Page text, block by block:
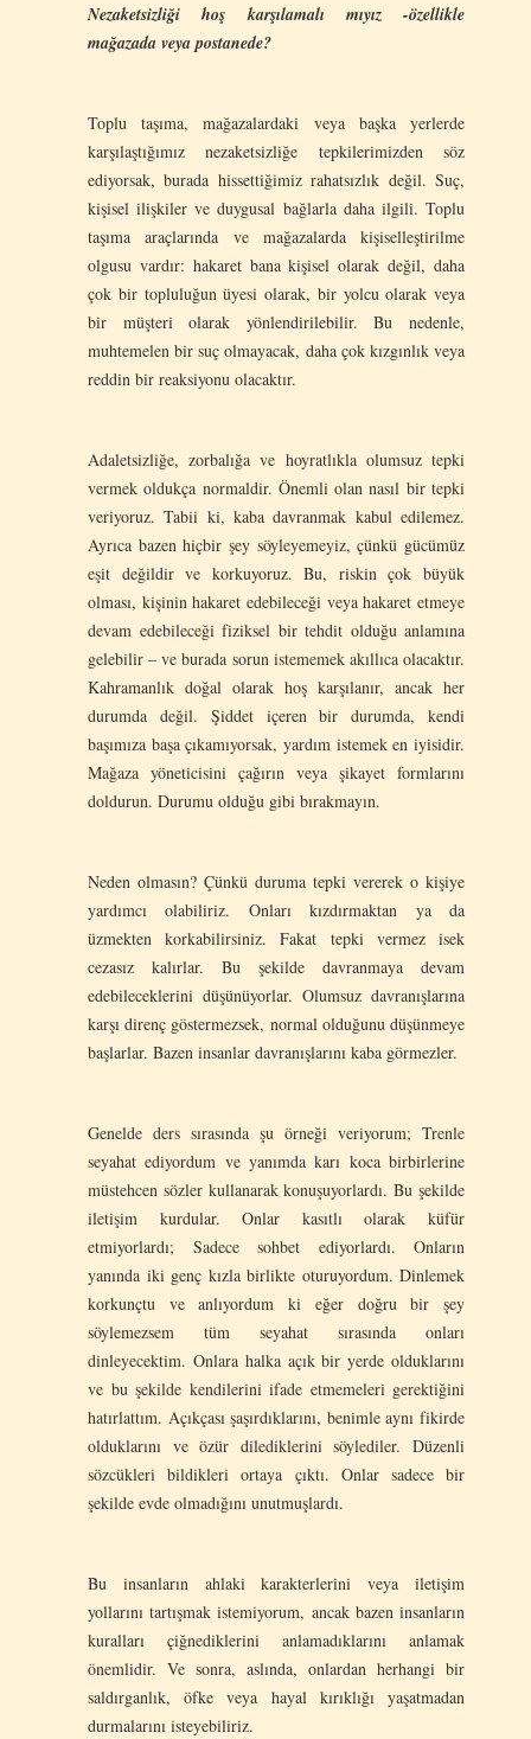
Nezaketsizliği hoş karşılamalı mıyız -özellikle
mağazada veya postanede?
Toplu taşıma, mağazalardaki veya başka yerlerde
karşılaştığımız nezaketsizliğe tepkilerimizden söz
ediyorsak, burada hissettiğimiz rahatsızlık değil. Suç,
kişisel ilişkiler ve duygusal bağlarla daha ilgili. Toplu
taşıma araçlarında ve mağazalarda kişiselleştirilme
olgusu vardır: hakaret bana kişisel olarak değil, daha
çok bir topluluğun üyesi olarak, bir yolcu olarak veya
bir müşteri olarak yönlendirilebilir. Bu nedenle,
muhtemelen bir suç olmayacak, daha çok kızgınlık veya
reddin bir reaksiyonu olacaktır.
Adaletsizliğe, zorbalığa ve hoyratlıkla olumsuz tepki
vermek oldukça normaldir. Önemli olan nasıl bir tepki
veriyoruz. Tabii ki, kaba davranmak kabul edilemez.
Ayrıca bazen hiçbir şey söyleyemeyiz, çünkü gücümüz
eşit değildir ve korkuyoruz. Bu, riskin çok büyük
olması, kişinin hakaret edebileceği veya hakaret etmeye
devam edebileceği fiziksel bir tehdit olduğu anlamına
gelebilir – ve burada sorun istememek akıllıca olacaktır.
Kahramanlık doğal olarak hoş karşılanır, ancak her
durumda değil. Şiddet içeren bir durumda, kendi
başımıza başa çıkamıyorsak, yardım istemek en iyisidir.
Mağaza yöneticisini çağırın veya şikayet formlarını
doldurun. Durumu olduğu gibi bırakmayın.
Neden olmasın? Çünkü duruma tepki vererek o kişiye
yardımcı olabiliriz. Onları kızdırmaktan ya da
üzmekten korkabilirsiniz. Fakat tepki vermez isek
cezasız kalırlar. Bu şekilde davranmaya devam
edebileceklerini düşünüyorlar. Olumsuz davranışlarına
karşı direnç göstermezsek, normal olduğunu düşünmeye
başlarlar. Bazen insanlar davranışlarını kaba görmezler.
Genelde ders sırasında şu örneği veriyorum; Trenle
seyahat ediyordum ve yanımda karı koca birbirlerine
müstehcen sözler kullanarak konuşuyorlardı. Bu şekilde
iletişim kurdular. Onlar kasıtlı olarak küfür
etmiyorlardı; Sadece sohbet ediyorlardı. Onların
yanında iki genç kızla birlikte oturuyordum. Dinlemek
korkunçtu ve anlıyordum ki eğer doğru bir şey
söylemezsem tüm seyahat sırasında onları
dinleyecektim. Onlara halka açık bir yerde olduklarını
ve bu şekilde kendilerini ifade etmemeleri gerektiğini
hatırlattım. Açıkçası şaşırdıklarını, benimle aynı fikirde
olduklarını ve özür dilediklerini söylediler. Düzenli
sözcükleri bildikleri ortaya çıktı. Onlar sadece bir
şekilde evde olmadığını unutmuşlardı.
Bu insanların ahlaki karakterlerini veya iletişim
yollarını tartışmak istemiyorum, ancak bazen insanların
kuralları çiğnediklerini anlamadıklarını anlamak
önemlidir. Ve sonra, aslında, onlardan herhangi bir
saldırganlık, öfke veya hayal kırıklığı yaşatmadan
durmalarını isteyebiliriz.